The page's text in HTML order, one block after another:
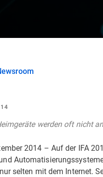
werden oft nicht
2014 – Auf der IFA
selten mit dem Internet.